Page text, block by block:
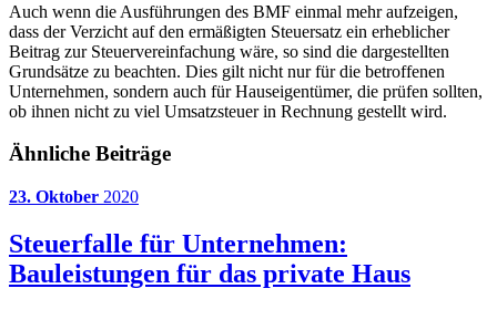
Auch wenn die Ausführungen des BMF einmal mehr aufzeigen,
dass der Verzicht auf den ermäßigten Steuersatz ein erheblicher
Beitrag zur Steuervereinfachung wäre, so sind die dargestellten
Grundsätze zu beachten. Dies gilt nicht nur für die betroffenen
Unternehmen, sondern auch für Hauseigentümer, die prüfen sollten,
ob ihnen nicht zu viel Umsatzsteuer in Rechnung gestellt wird.
Ähnliche Beiträge
23. Oktober 2020
Steuerfalle für Unternehmen:
Bauleistungen für das private Haus